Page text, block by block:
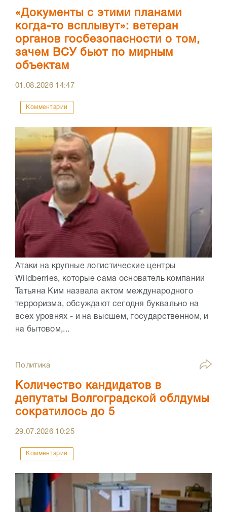
«Документы с этими планами
когда-то всплывут»: ветеран
органов госбезопасности о том,
зачем ВСУ бьют по мирным
объектам
01.08.2026 14:47
Комментарии
Атаки на крупные логистические центры
Wildberries, которые сама основатель компании
Татьяна Ким назвала актом международного
терроризма, обсуждают сегодня буквально на
всех уровнях - и на высшем, государственном, и
на бытовом,...
Политика
Количество кандидатов в
депутаты Волгоградской облдумы
сократилось до 5
29.07.2026 10:25
Комментарии